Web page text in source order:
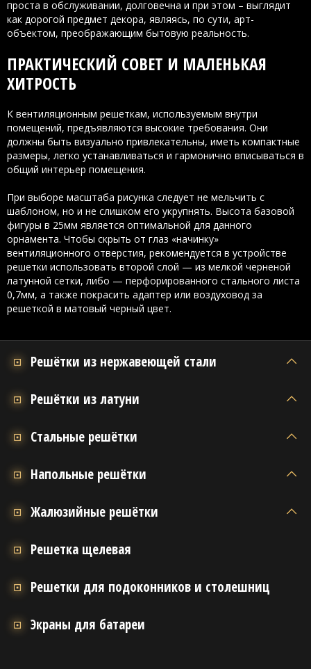
проста в обслуживании, долговечна и при этом – выглядит
как дорогой предмет декора, являясь, по сути, арт-
объектом, преображающим бытовую реальность.
ПРАКТИЧЕСКИЙ СОВЕТ И МАЛЕНЬКАЯ
ХИТРОСТЬ
К вентиляционным решеткам, используемым внутри
помещений, предъявляются высокие требования. Они
должны быть визуально привлекательны, иметь компактные
размеры, легко устанавливаться и гармонично вписываться в
общий интерьер помещения.
При выборе масштаба рисунка следует не мельчить с
шаблоном, но и не слишком его укрупнять. Высота базовой
фигуры в 25мм является оптимальной для данного
орнамента. Чтобы скрыть от глаз «начинку»
вентиляционного отверстия, рекомендуется в устройстве
решетки использовать второй слой — из мелкой черненой
латунной сетки, либо — перфорированного стального листа
0,7мм, а также покрасить адаптер или воздуховод за
решеткой в матовый черный цвет.
Решётки из нержавеющей стали
Решётки из латуни
Стальные решётки
Напольные решётки
Жалюзийные решётки
Решетка щелевая
Решетки для подоконников и столешниц
Экраны для батареи